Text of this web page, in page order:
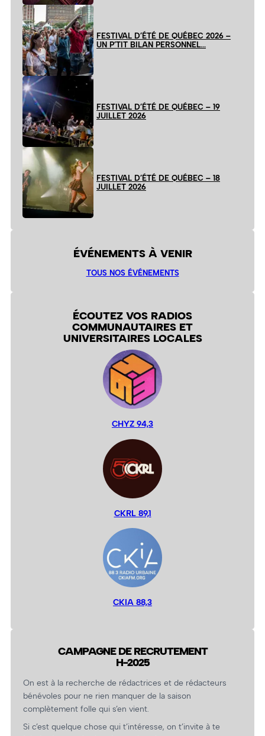
FESTIVAL D’ÉTÉ DE QUÉBEC 2026 –
UN P’TIT BILAN PERSONNEL…
FESTIVAL D’ÉTÉ DE QUÉBEC – 19
JUILLET 2026
FESTIVAL D’ÉTÉ DE QUÉBEC – 18
JUILLET 2026
ÉVÉNEMENTS À VENIR
TOUS NOS ÉVÉNEMENTS
ÉCOUTEZ VOS RADIOS
COMMUNAUTAIRES ET
UNIVERSITAIRES LOCALES
CHYZ 94,3
CKRL 89,1
CKIA 88,3
CAMPAGNE DE RECRUTEMENT
H-2025
On est à la recherche de rédactrices et de rédacteurs
bénévoles pour ne rien manquer de la saison
complètement folle qui s’en vient.
Si c’est quelque chose qui t’intéresse, on t’invite à te